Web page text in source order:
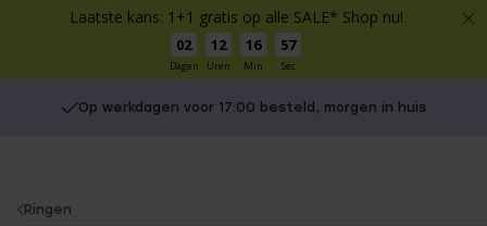
Laatste kans: 1+1 gratis op alle SALE* Shop nu!
02
Dagen
12
Uren
16
Min
57
Sec
Op werkdagen voor 17:00 besteld, morgen in huis
You
Ringen